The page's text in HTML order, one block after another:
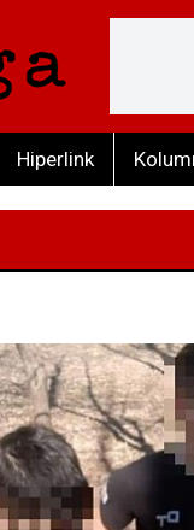
Hiperlink